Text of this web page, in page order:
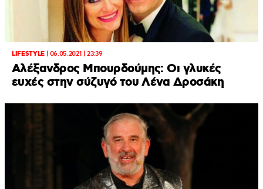
LIFESTYLE| 06.05.2021 | 23:39
Αλέξανδρος Μπουρδούμης: Οι γλυκές
ευχές στην σύζυγό του Λένα Δροσάκη